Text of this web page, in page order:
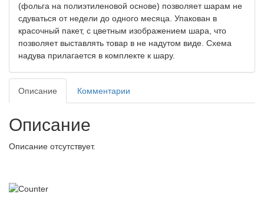
(фольга на полиэтиленовой основе) позволяет шарам не
сдуваться от недели до одного месяца. Упакован в
красочный пакет, с цветным изображением шара, что
позволяет выставлять товар в не надутом виде. Схема
надува прилагается в комплекте к шару.
Описание Комментарии
Описание
Описание отсутствует.